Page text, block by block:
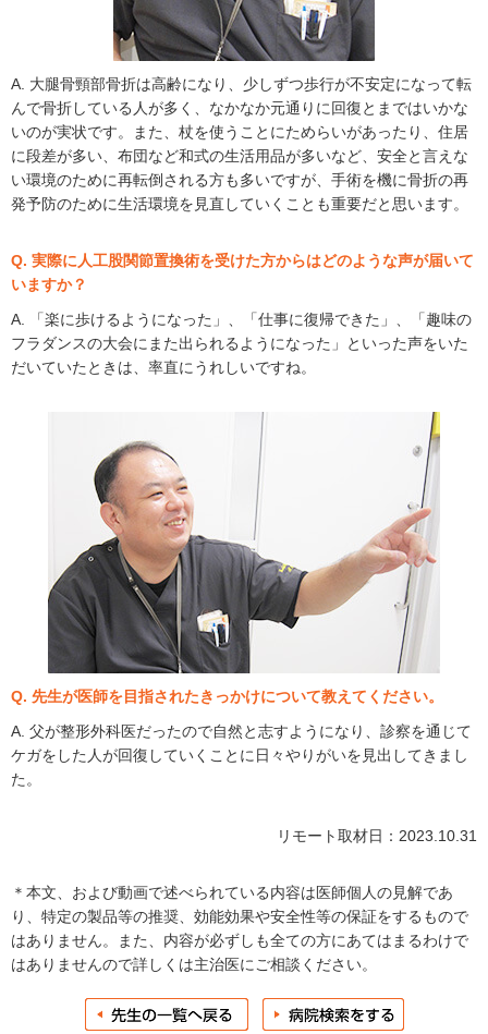
A. 大腿骨頸部骨折は高齢になり、少しずつ歩行が不安定になって転
んで骨折している人が多く、なかなか元通りに回復とまではいかな
いのが実状です。また、杖を使うことにためらいがあったり、住居
に段差が多い、布団など和式の生活用品が多いなど、安全と言えな
い環境のために再転倒される方も多いですが、手術を機に骨折の再
発予防のために生活環境を見直していくことも重要だと思います。
Q. 実際に人工股関節置換術を受けた方からはどのような声が届いて
いますか？
A. 「楽に歩けるようになった」、「仕事に復帰できた」、「趣味の
フラダンスの大会にまた出られるようになった」といった声をいた
だいていたときは、率直にうれしいですね。
Q. 先生が医師を目指されたきっかけについて教えてください。
A. 父が整形外科医だったので自然と志すようになり、診察を通じて
ケガをした人が回復していくことに日々やりがいを見出してきまし
た。
リモート取材日：2023.10.31
＊本文、および動画で述べられている内容は医師個人の見解であ
り、特定の製品等の推奨、効能効果や安全性等の保証をするもので
はありません。また、内容が必ずしも全ての方にあてはまるわけで
はありませんので詳しくは主治医にご相談ください。